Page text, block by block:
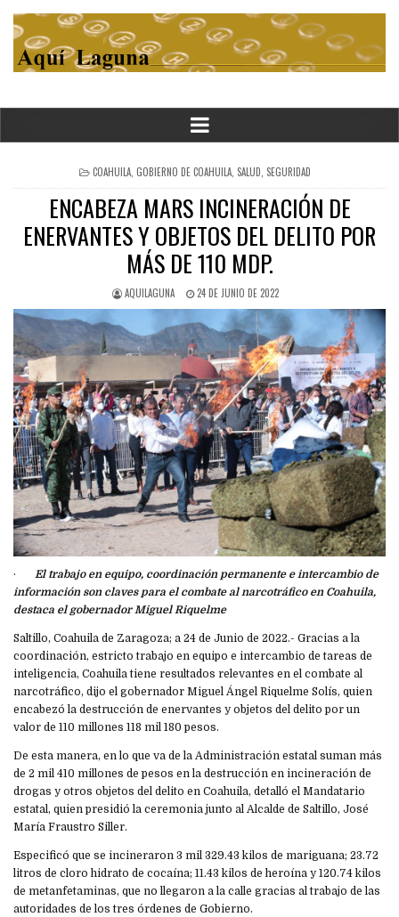
POSTED
IN
COAHUILA GOBIERNO DE COAHUILA SALUD SEGURIDAD
ENCABEZA MARS INCINERACIÓN DE
ENERVANTES Y OBJETOS DEL DELITO POR
MÁS DE 110 MDP.
AQUILAGUNA 24 DE JUNIO DE 2022
·
El trabajo en equipo, coordinación permanente e intercambio de
información son claves para el combate al narcotráfico en Coahuila,
destaca el gobernador Miguel Riquelme
Saltillo, Coahuila de Zaragoza; a 24 de Junio de 2022.- Gracias a la
coordinación, estricto trabajo en equipo e intercambio de tareas de
inteligencia, Coahuila tiene resultados relevantes en el combate al
narcotráfico, dijo el gobernador Miguel Ángel Riquelme Solís, quien
encabezó la destrucción de enervantes y objetos del delito por un
valor de 110 millones 118 mil 180 pesos.
De esta manera, en lo que va de la Administración estatal suman más
de 2 mil 410 millones de pesos en la destrucción en incineración de
drogas y otros objetos del delito en Coahuila, detalló el Mandatario
estatal, quien presidió la ceremonia junto al Alcalde de Saltillo, José
María Fraustro Siller.
Especificó que se incineraron 3 mil 329.43 kilos de mariguana; 23.72
litros de cloro hidrato de cocaína; 11.43 kilos de heroína y 120.74 kilos
de metanfetaminas, que no llegaron a la calle gracias al trabajo de las
autoridades de los tres órdenes de Gobierno.